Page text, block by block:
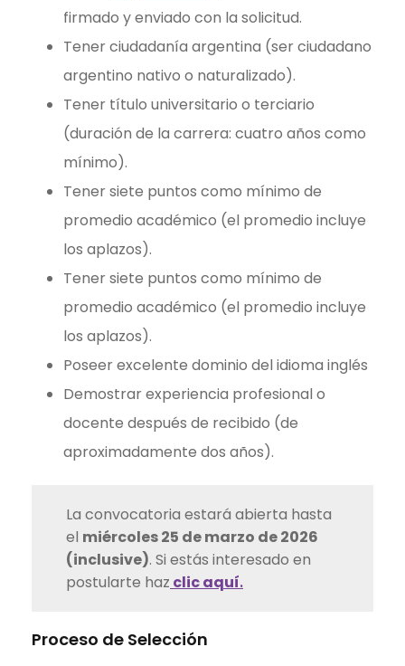
firmado y enviado con la solicitud.
Tener ciudadanía argentina (ser ciudadano
argentino nativo o naturalizado).
Tener título universitario o terciario
(duración de la carrera: cuatro años como
mínimo).
Tener siete puntos como mínimo de
promedio académico (el promedio incluye
los aplazos).
Tener siete puntos como mínimo de
promedio académico (el promedio incluye
los aplazos).
Poseer excelente dominio del idioma inglés
Demostrar experiencia profesional o
docente después de recibido (de
aproximadamente dos años).
La convocatoria estará abierta hasta
el miércoles 25 de marzo de 2026
(inclusive). Si estás interesado en
postularte haz clic aquí.
Proceso de Selección